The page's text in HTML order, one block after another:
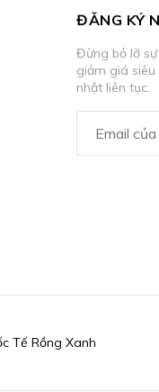
ĐĂNG KÝ
Đừng bỏ lỡ
giảm giá siêu
nhật liên tục.
Tế Rồng Xanh